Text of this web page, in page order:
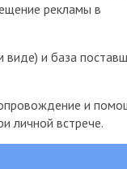
рекламы в
виде) и бaзa
и
личной встрече.